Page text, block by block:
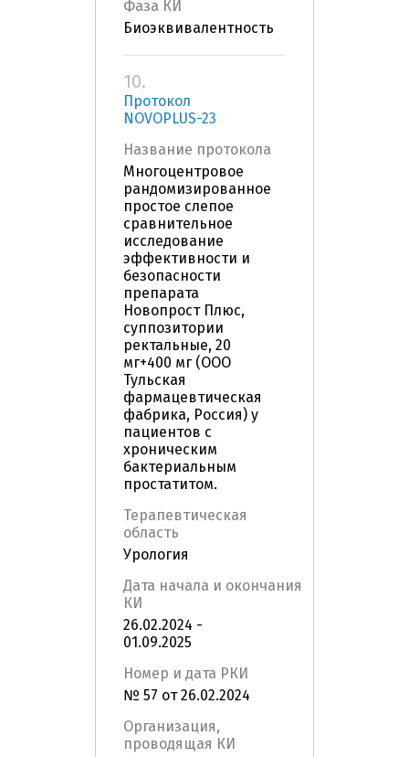
Фаза КИ
Биоэквивалентность
10.
Протокол
NOVOPLUS-23
Название протокола
Многоцентровое
рандомизированное
простое слепое
сравнительное
исследование
эффективности и
безопасности
препарата
Новопрост Плюс,
суппозитории
ректальные, 20
мг+400 мг (ООО
Тульская
фармацевтическая
фабрика, Россия) у
пациентов с
хроническим
бактериальным
простатитом.
Терапевтическая
область
Урология
Дата начала и окончания
КИ
26.02.2024 -
01.09.2025
Номер и дата РКИ
№ 57 от 26.02.2024
Организация,
проводящая КИ